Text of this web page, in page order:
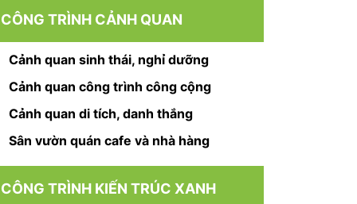
CÔNG TRÌNH CẢNH QUAN
Cảnh quan sinh thái, nghỉ dưỡng
Cảnh quan công trình công cộng
Cảnh quan di tích, danh thắng
Sân vườn quán cafe và nhà hàng
CÔNG TRÌNH KIẾN TRÚC XANH